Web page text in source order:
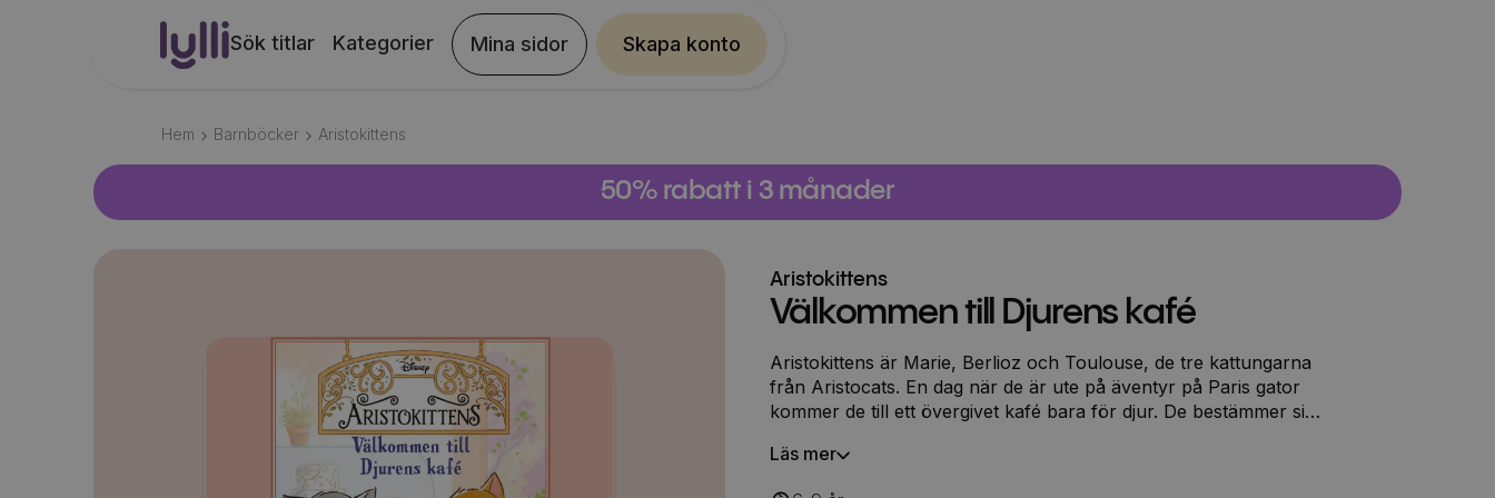
Sök titlar Kategorier Mina sidor Skapa konto
Hem Barnböcker Aristokittens
50% rabatt i 3 månader
Aristokittens
Välkommen till Djurens kafé
Aristokittens är Marie, Berlioz och Toulouse, de tre kattungarna
från Aristocats. En dag när de är ute på äventyr på Paris gator
kommer de till ett övergivet kafé bara för djur. De bestämmer sig
vad kaféet ska ha för inredning och musik och vad som ska stå
Läs mer